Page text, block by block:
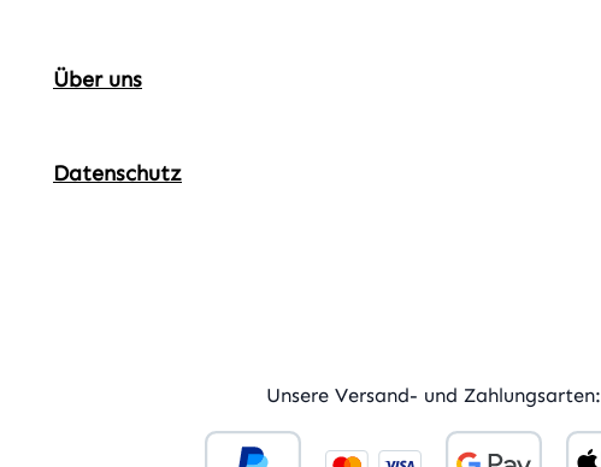
Tab (externer Link)
in neuem Tab (externer Link)
Über uns
Datenschutz
Unsere Versand- und Zahlungsarten: